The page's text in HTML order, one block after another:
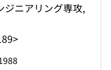
ジニアリング専攻,